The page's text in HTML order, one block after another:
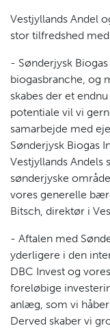
Vestjyllands Andel
stor tilfredshed
- Sønderjysk
biogasbranche, og
skabes der et
potentiale vil vi
samarbejde med
Sønderjysk Biogas
Vestjyllands Andels
sønderjyske
vores generelle
Bitsch, direktør i
- Aftalen med
yderligere i den
DBC Invest og
foreløbige
anlæg, som vi
Derved skaber vi